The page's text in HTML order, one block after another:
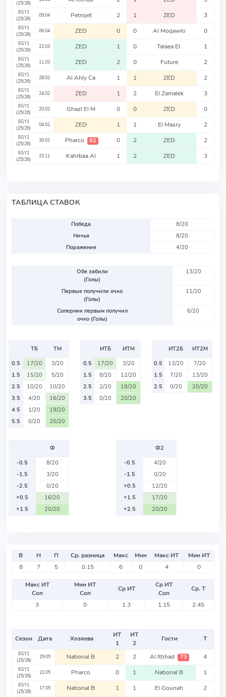
(25/26)
EGY1
(25/26)
09.04 Petrojet 2 1 ZED 3
EGY1
(25/26)
06.04 ZED 0 0 Al Moqawlo 0
EGY1
(25/26)
22.03 ZED 1 0 Talaea El 1
EGY1
(25/26)
11.03 ZED 2 0 Future 2
EGY1
(25/26)
28.02 Al Ahly Ca 1 1 ZED 2
EGY1
(25/26)
24.02 ZED 1 2 El Zamalek 3
EGY1
(25/26)
20.02 Ghazl El M 0 0 ZED 0
EGY1
(25/26)
04.02 ZED 1 1 El Masry 2
EGY1
(25/26)
30.01 Pharco 82 0 2 ZED 2
EGY1
(25/26)
23.11 Kahrbaa Al 1 2 ZED 3
ТАБЛИЦА СТАВОК
Победа
8/20
Ничья
8/20
Поражение
4/20
Обе забили
(Голы)
13/20
Первые получили очко
(Голы)
11/20
Соперник первым получил
очко (Голы)
6/20
ТБ
ТМ
0.5
17/20
3/20
1.5
15/20
5/20
2.5
10/20
10/20
3.5
4/20
16/20
4.5
1/20
19/20
5.5
0/20 20/20
ИТБ
ИТМ
0.5
17/20
3/20
1.5
8/20
12/20
2.5
2/20
18/20
3.5
0/20 20/20
ИТ2Б
ИТ2М
0.5
13/20
7/20
1.5
7/20
13/20
2.5
0/20 20/20
Ф
-0.5
8/20
-1.5
3/20
-2.5
0/20
+0.5
16/20
+1.5
20/20
Ф2
-0.5
4/20
-1.5
0/20
+0.5
12/20
+1.5
17/20
+2.5
20/20
В Н П Ср. разница Макс Мин Макс ИТ
Мин ИТ
8
7 5 0.15 6 0 4 0
Макс ИТ
Соп
Мин ИТ
Соп
Ср ИТ
Ср ИТ
Соп
Ср. Т
3
0 1.3 1.15 2.45
Сезон Дата Хозяева
ИТ
1
ИТ
2
Гости Т
EGY1
(25/26)
29.05 National B 2 2 Al Ittihad 73 4
EGY1
(25/26)
22.05 Pharco 0 1 National B 1
EGY1
(25/26)
17.05 National B 1 1 El Gounah 2